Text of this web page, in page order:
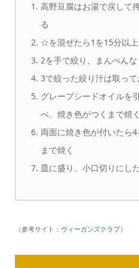
高野豆腐はお湯で戻して
る
☆を混ぜたら1を15分以上
2を手で絞り、まんべん
3で絞った絞り汁は取って
グレープシードオイルを
べ、焼き色がつくまで焼く
両面に焼き色が付いたら
まで焼く
皿に盛り、小口切りにし
（参考サイト： ヴィーガンズクラブ）